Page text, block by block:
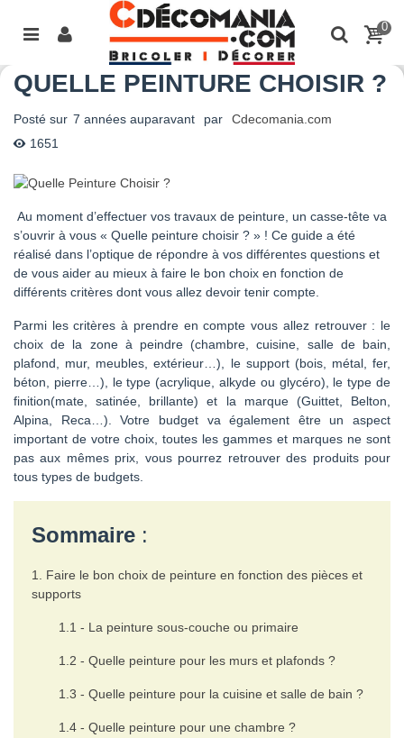
0
QUELLE PEINTURE CHOISIR ?
Posté sur 7 années auparavant par
Cdecomania.com
1651
Au moment d’effectuer vos travaux de peinture, un casse-tête va
s’ouvrir à vous « Quelle peinture choisir ? » ! Ce guide a été
réalisé dans l’optique de répondre à vos différentes questions et
de vous aider au mieux à faire le bon choix en fonction de
différents critères dont vous allez devoir tenir compte.
Parmi les critères à prendre en compte vous allez retrouver : le
choix de la zone à peindre (chambre, cuisine, salle de bain,
plafond, mur, meubles, extérieur…), le support (bois, métal, fer,
béton, pierre…), le type (acrylique, alkyde ou glycéro), le type de
finition(mate, satinée, brillante) et la marque (Guittet, Belton,
Alpina, Reca…). Votre budget va également être un aspect
important de votre choix, toutes les gammes et marques ne sont
pas aux mêmes prix, vous pourrez retrouver des produits pour
tous types de budgets.
Sommaire :
1. Faire le bon choix de peinture en fonction des pièces et
supports
1.1 - La peinture sous-couche ou primaire
1.2 - Quelle peinture pour les murs et plafonds ?
1.3 - Quelle peinture pour la cuisine et salle de bain ?
1.4 - Quelle peinture pour une chambre ?